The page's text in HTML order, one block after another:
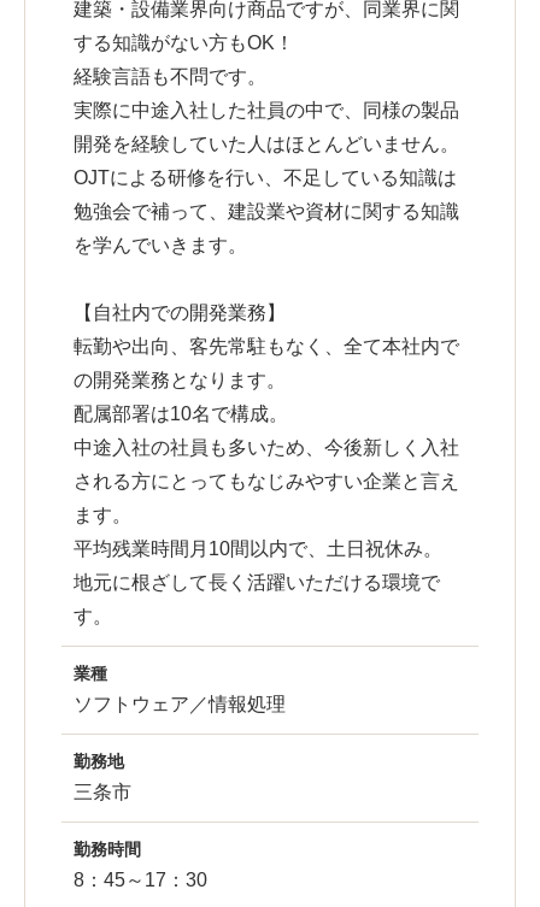
建築・設備業界向け商品ですが、同業界に関
する知識がない方もOK！
経験言語も不問です。
実際に中途入社した社員の中で、同様の製品
開発を経験していた人はほとんどいません。
OJTによる研修を行い、不足している知識は
勉強会で補って、建設業や資材に関する知識
を学んでいきます。
【自社内での開発業務】
転勤や出向、客先常駐もなく、全て本社内で
の開発業務となります。
配属部署は10名で構成。
中途入社の社員も多いため、今後新しく入社
される方にとってもなじみやすい企業と言え
ます。
平均残業時間月10間以内で、土日祝休み。
地元に根ざして長く活躍いただける環境で
す。
業種
ソフトウェア／情報処理
勤務地
三条市
勤務時間
8：45～17：30